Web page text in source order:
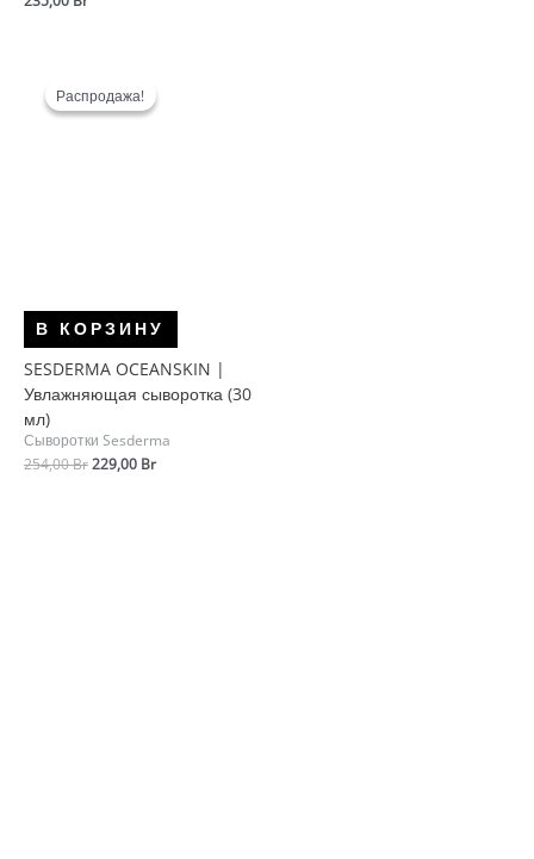
Распродажа!
Распродажа!
В КОРЗИНУ
SESDERMA OCEANSKIN |
Увлажняющая сыворотка (30
мл)
Сыворотки Sesderma
254,00BrПервоначальная
229,00 BrТекущая